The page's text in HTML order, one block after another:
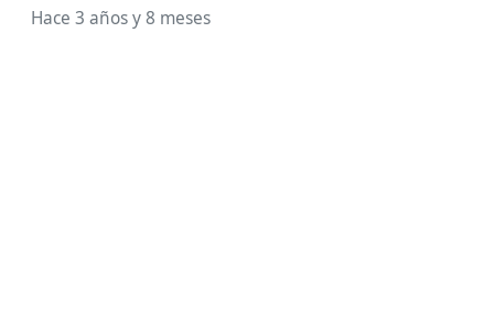
Hace 3 años y 8 meses